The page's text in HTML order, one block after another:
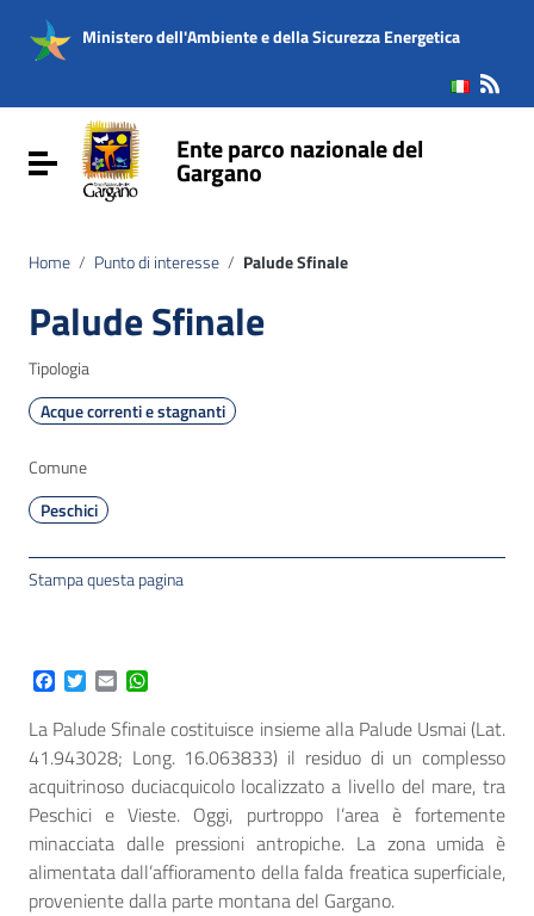
Vai al menu di navigazione
Vai al footer
Ministero dell'Ambiente e della Sicurezza Energetica
Attiva / disattiva la navigazioneEnte parco nazionale del
Gargano
Home / Punto di interesse / Palude Sfinale
Palude Sfinale
Tipologia
Acque correnti e stagnanti
Comune
Peschici
Stampa questa pagina
Facebook
Twitter
Email
La Palude Sfinale costituisce insieme alla Palude Usmai (Lat.
41.943028; Long. 16.063833) il residuo di un complesso
acquitrinoso duciacquicolo localizzato a livello del mare, tra
Peschici e Vieste. Oggi, purtroppo l’area è fortemente
minacciata dalle pressioni antropiche. La zona umida è
alimentata dall’affioramento della falda freatica superficiale,
proveniente dalla parte montana del Gargano.